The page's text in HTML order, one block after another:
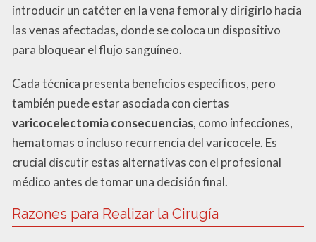
introducir un catéter en la vena femoral y dirigirlo hacia
las venas afectadas, donde se coloca un dispositivo
para bloquear el flujo sanguíneo.
Cada técnica presenta beneficios específicos, pero
también puede estar asociada con ciertas
varicocelectomia consecuencias, como infecciones,
hematomas o incluso recurrencia del varicocele. Es
crucial discutir estas alternativas con el profesional
médico antes de tomar una decisión final.
Razones para Realizar la Cirugía